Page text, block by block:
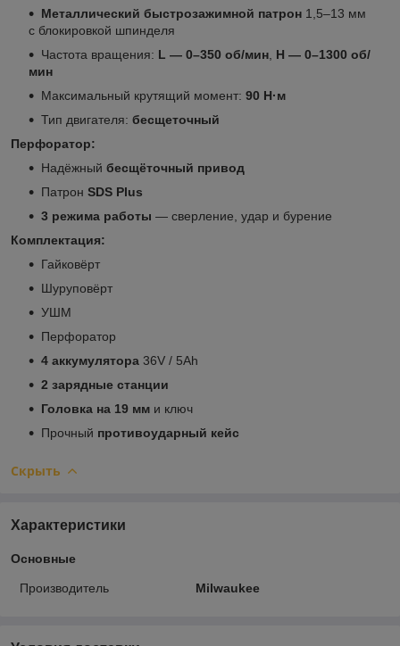
Металлический быстрозажимной патрон 1,5–13 мм
с блокировкой шпинделя
Частота вращения: L — 0–350 об/мин Н — 0–1300 об/
мин
Максимальный крутящий момент: 90 Н·м
Тип двигателя: бесщеточный
Перфоратор:
Надёжный бесщёточный привод
Патрон SDS Рlus
3 режима работы — сверление, удар и бурение
Комплектация:
Гайковёрт
Шуруповёрт
УШМ
Перфоратор
4 аккумулятора 36V / 5Аh
2 зарядные станции
Головка на 19 мм и ключ
Прочный противоударный кейс
Скрыть
Характеристики
Основные
Производитель Milwaukee